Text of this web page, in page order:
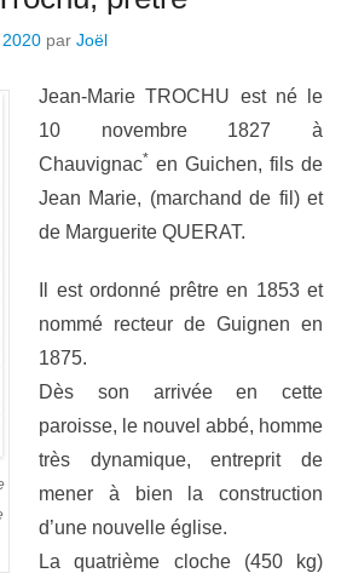
par Joël
Jean-Marie TROCHU est né le
10 novembre 1827 à
Chauvignac* en Guichen, fils de
Jean Marie, (marchand de fil) et
de Marguerite QUERAT.
Il est ordonné prêtre en 1853 et
nommé recteur de Guignen en
1875.
Dès son arrivée en cette
paroisse, le nouvel abbé, homme
très dynamique, entreprit de
mener à bien la construction
d’une nouvelle église.
La quatrième cloche (450 kg)